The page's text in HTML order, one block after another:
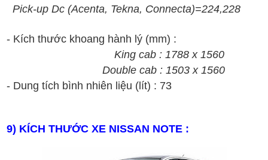
Pick-up Dc (Acenta, Tekna, Connecta)=224,228
- Kích thước khoang hành lý (mm) :
King cab : 1788 x 1560
Double cab : 1503 x 1560
- Dung tích bình nhiên liệu (lít) : 73
9) KÍCH THƯỚC XE NISSAN NOTE :